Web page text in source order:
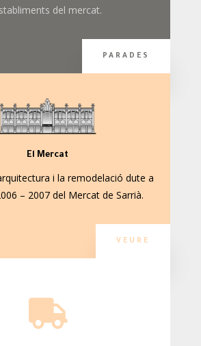
del mercat.
PARADES
El Mercat
i la remodelació dute a
– 2007 del Mercat de Sarrià.
VEURE
